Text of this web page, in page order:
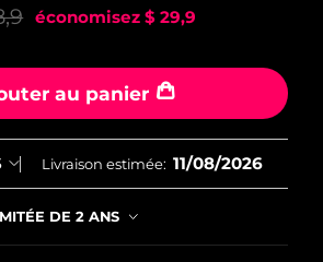
économisez $ 29,9
au panier
Livraison estimée: 11/08/2026
DE 2 ANS